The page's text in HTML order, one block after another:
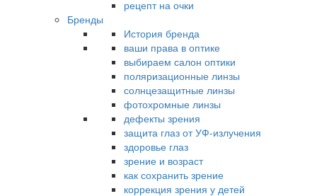
рецепт на очки
Бренды
История бренда
ваши права в оптике
выбираем салон оптики
поляризационные линзы
солнцезащитные линзы
фотохромные линзы
дефекты зрения
защита глаз от УФ-излучения
здоровье глаз
зрение и возраст
как сохранить зрение
коррекция зрения у детей